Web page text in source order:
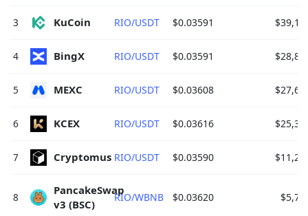
3 KuCoin RIO/USDT $0.03591
4 BingX RIO/USDT $0.03591
5 MEXC RIO/USDT $0.03608
6 KCEX RIO/USDT $0.03616
7 Cryptomus RIO/USDT $0.03590
8
PancakeSwap
v3 (BSC)
RIO/WBNB $0.03620